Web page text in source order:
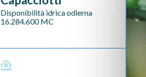
Disponibilità idrica odierna
16.284.600MC